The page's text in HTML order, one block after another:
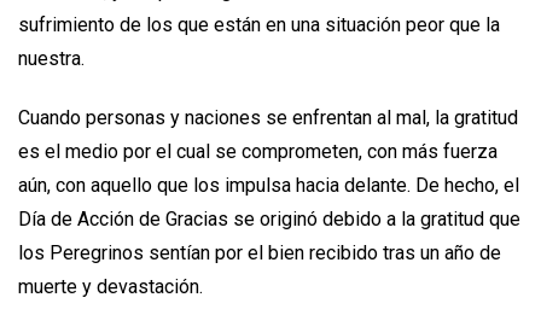
sufrimiento de los que están en una situación peor que la
nuestra.
Cuando personas y naciones se enfrentan al mal, la gratitud
es el medio por el cual se comprometen, con más fuerza
aún, con aquello que los impulsa hacia delante. De hecho, el
Día de Acción de Gracias se originó debido a la gratitud que
los Peregrinos sentían por el bien recibido tras un año de
muerte y devastación.